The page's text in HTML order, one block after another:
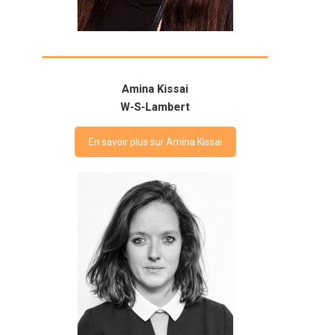
Amina Kissai
W-S-Lambert
En savoir plus sur Amina Kissai